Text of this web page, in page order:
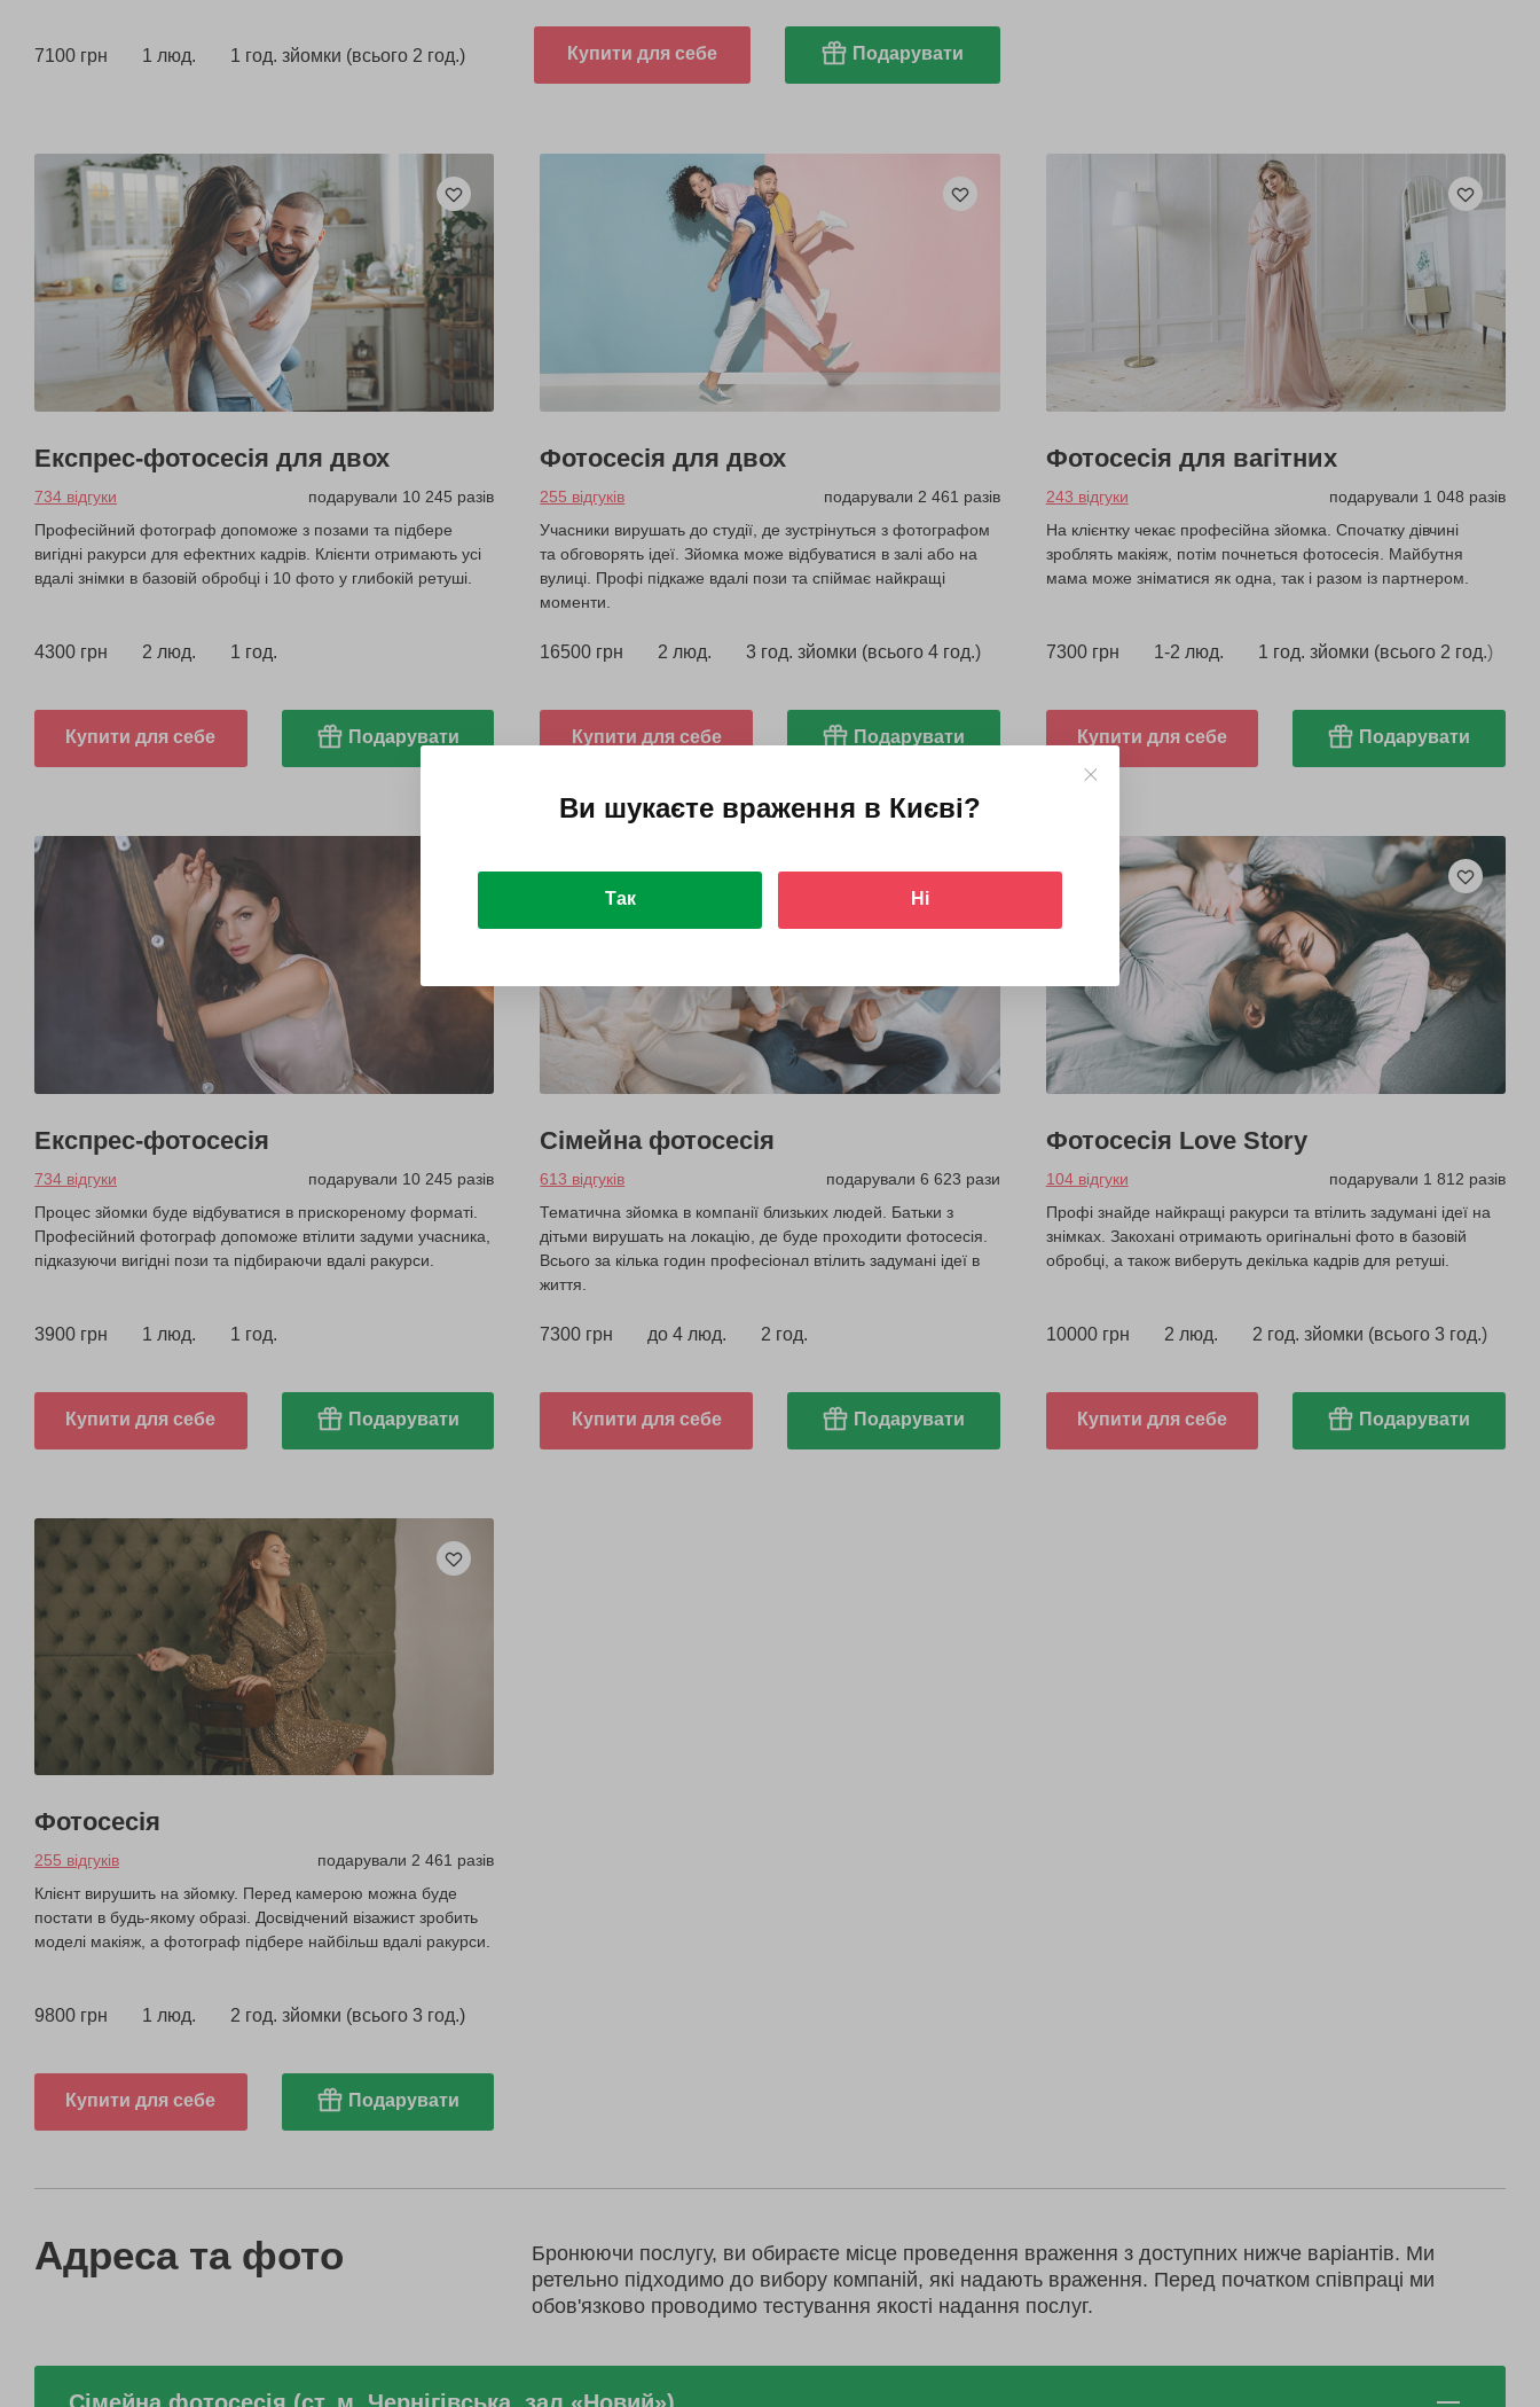
7100 грн 1 люд. 1 год. зйомки (всього 2 год.) Купити для себе Подарувати
Експрес-фотосесія для двох
734 відгуки
подарували 10 245 разів
Професійний фотограф допоможе з позами та підбере
вигідні ракурси для ефектних кадрів. Клієнти отримають усі
вдалі знімки в базовій обробці і 10 фото у глибокій ретуші.
4300 грн 2 люд. 1 год.
Купити для себе Подарувати
Фотосесія для двох
255 відгуків
подарували 2 461 разів
Учасники вирушать до студії, де зустрінуться з фотографом
та обговорять ідеї. Зйомка може відбуватися в залі або на
вулиці. Профі підкаже вдалі пози та спіймає найкращі
моменти.
16500 грн 2 люд. 3 год. зйомки (всього 4 год.)
Купити для себе Подарувати
Фотосесія для вагітних
243 відгуки
подарували 1 048 разів
На клієнтку чекає професійна зйомка. Спочатку дівчині
зроблять макіяж, потім почнеться фотосесія. Майбутня
мама може зніматися як одна, так і разом із партнером.
7300 грн 1-2 люд. 1 год. зйомки (всього 2 год.)
Купити для себе Подарувати
Експрес-фотосесія
734 відгуки
подарували 10 245 разів
Процес зйомки буде відбуватися в прискореному форматі.
Професійний фотограф допоможе втілити задуми учасника,
підказуючи вигідні пози та підбираючи вдалі ракурси.
3900 грн 1 люд. 1 год.
Купити для себе Подарувати
Сімейна фотосесія
613 відгуків
подарували 6 623 рази
Тематична зйомка в компанії близьких людей. Батьки з
дітьми вирушать на локацію, де буде проходити фотосесія.
Всього за кілька годин професіонал втілить задумані ідеї в
життя.
7300 грн до 4 люд. 2 год.
Купити для себе Подарувати
Фотосесія Love Story
104 відгуки
подарували 1 812 разів
Профі знайде найкращі ракурси та втілить задумані ідеї на
знімках. Закохані отримають оригінальні фото в базовій
обробці, а також виберуть декілька кадрів для ретуші.
10000 грн 2 люд. 2 год. зйомки (всього 3 год.)
Купити для себе Подарувати
Фотосесія
255 відгуків
подарували 2 461 разів
Клієнт вирушить на зйомку. Перед камерою можна буде
постати в будь-якому образі. Досвідчений візажист зробить
моделі макіяж, а фотограф підбере найбільш вдалі ракурси.
9800 грн 1 люд. 2 год. зйомки (всього 3 год.)
Купити для себе Подарувати
Адреса та фото
Бронюючи послугу, ви обираєте місце проведення враження з доступних нижче варіантів. Ми
ретельно підходимо до вибору компаній, які надають враження. Перед початком співпраці ми
обов'язково проводимо тестування якості надання послуг.
Ви шукаєте враження в Києві?
Так Ні